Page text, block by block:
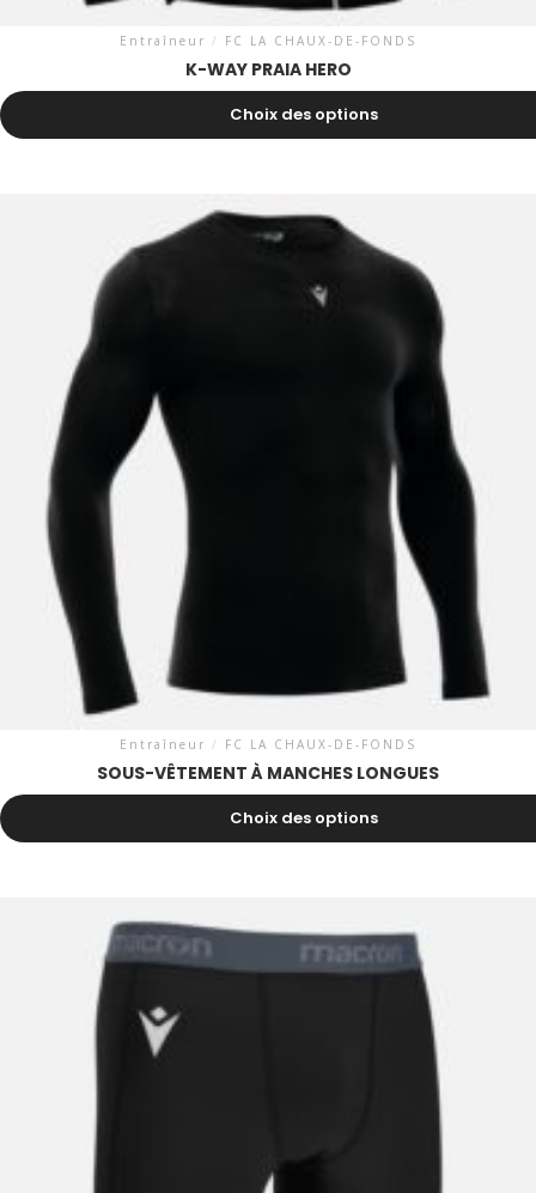
Entraîneur / FC LA CHAUX-DE-FONDS
K-WAY PRAIA HERO
38.50
Choix des options
Entraîneur / FC LA CHAUX-DE-FONDS
SOUS-VÊTEMENT À MANCHES LONGUES
36.60
Choix des options